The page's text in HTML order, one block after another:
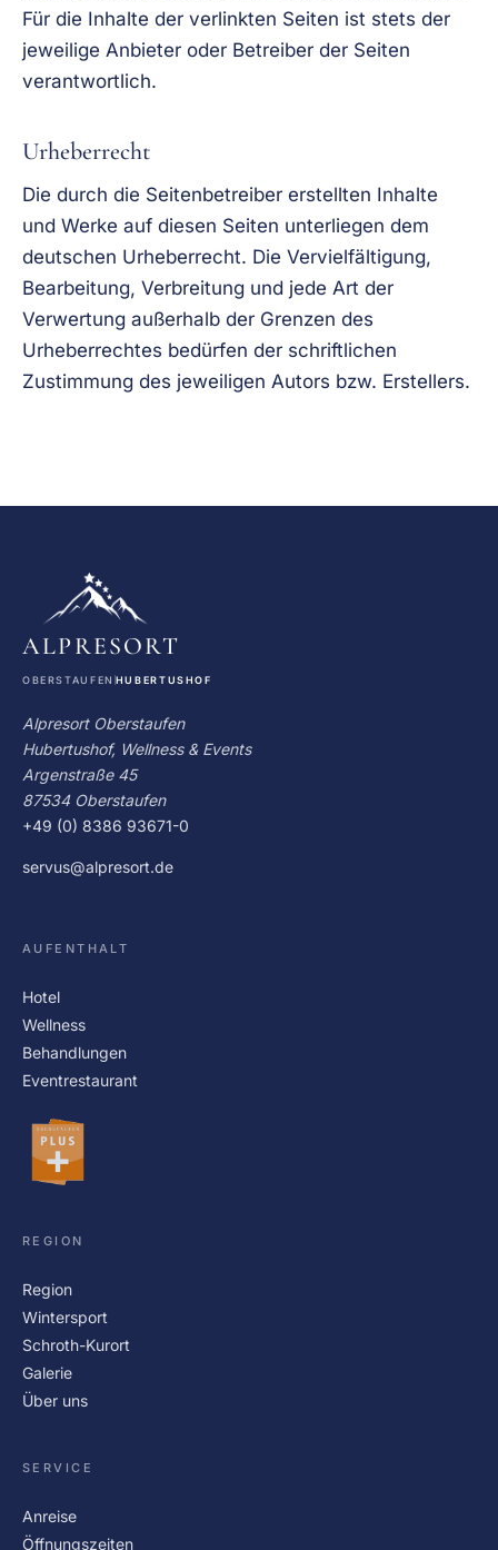
Für die Inhalte der verlinkten Seiten ist stets der
jeweilige Anbieter oder Betreiber der Seiten
verantwortlich.
Urheberrecht
Die durch die Seitenbetreiber erstellten Inhalte
und Werke auf diesen Seiten unterliegen dem
deutschen Urheberrecht. Die Vervielfältigung,
Bearbeitung, Verbreitung und jede Art der
Verwertung außerhalb der Grenzen des
Urheberrechtes bedürfen der schriftlichen
Zustimmung des jeweiligen Autors bzw. Erstellers.
ALPRESORT
OBERSTAUFEN HUBERTUSHOF
Alpresort Oberstaufen
Hubertushof, Wellness & Events
Argenstraße 45
87534 Oberstaufen
+49 (0) 8386 93671-0
servus@alpresort.de
AUFENTHALT
Hotel
Wellness
Behandlungen
Eventrestaurant
REGION
Region
Wintersport
Schroth-Kurort
Galerie
Über uns
SERVICE
Anreise
Öffnungszeiten